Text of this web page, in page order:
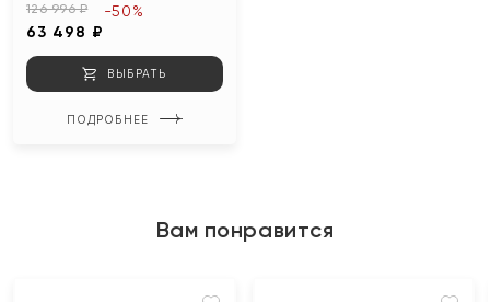
126 996 ₽
63 498 ₽
-50%
ВЫБРАТЬ
ПОДРОБНЕЕ
Вам понравится